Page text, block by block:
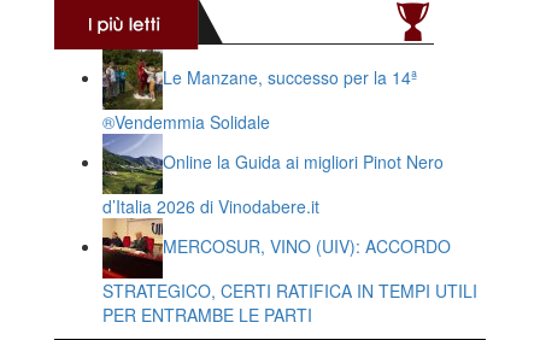
Le Manzane, successo per la 14ª
®️Vendemmia Solidale
Online la Guida ai migliori Pinot Nero
d’Italia 2026 di Vinodabere.it
MERCOSUR, VINO (UIV): ACCORDO
STRATEGICO, CERTI RATIFICA IN TEMPI UTILI
PER ENTRAMBE LE PARTI